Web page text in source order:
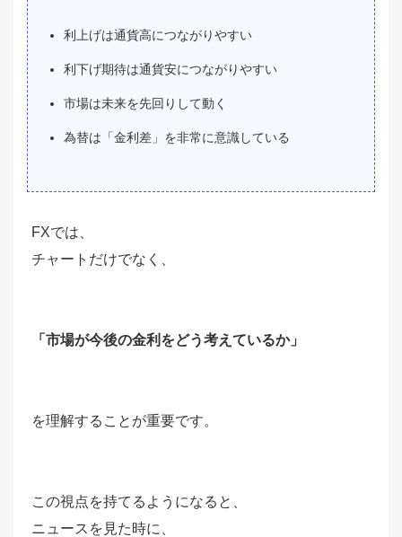
利上げは通貨高につながりやすい
利下げ期待は通貨安につながりやすい
市場は未来を先回りして動く
為替は「金利差」を非常に意識している
FXでは、
チャートだけでなく、
「市場が今後の金利をどう考えているか」
を理解することが重要です。
この視点を持てるようになると、
ニュースを見た時に、